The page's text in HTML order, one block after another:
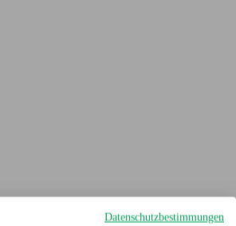
Datenschutzbestimmungen